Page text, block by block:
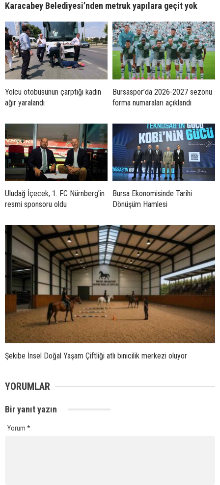
Karacabey Belediyesi’nden metruk yapılara geçit yok
Yolcu otobüsünün çarptığı kadın
ağır yaralandı
Bursaspor’da 2026-2027 sezonu
forma numaraları açıklandı
Uludağ İçecek, 1. FC Nürnberg’in
resmi sponsoru oldu
Bursa Ekonomisinde Tarihi
Dönüşüm Hamlesi
Şekibe İnsel Doğal Yaşam Çiftliği atlı binicilik merkezi oluyor
YORUMLAR
Bir yanıt yazın
Yorum *